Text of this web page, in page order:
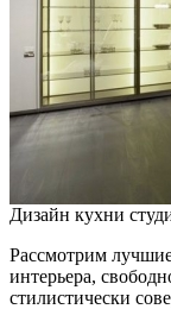
Дизайн кухни
Рассмотрим
интерьера,
стилистически